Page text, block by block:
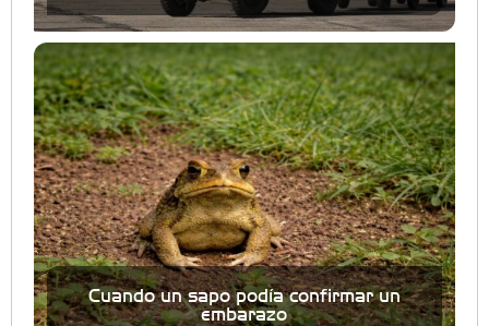
Cuando un sapo podía confirmar un
embarazo